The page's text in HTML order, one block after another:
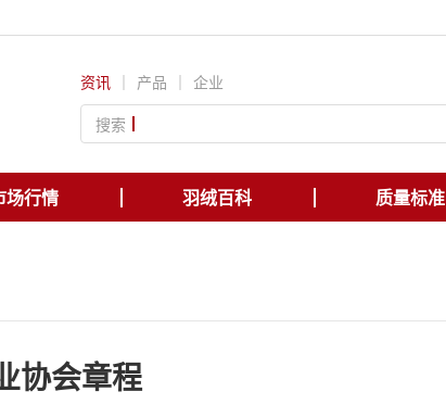
资讯 ｜ 产品 ｜ 企业
搜索
场行情 羽绒百科 质量标准
协会章程